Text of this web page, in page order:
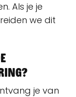
Als je je
we dit
je van